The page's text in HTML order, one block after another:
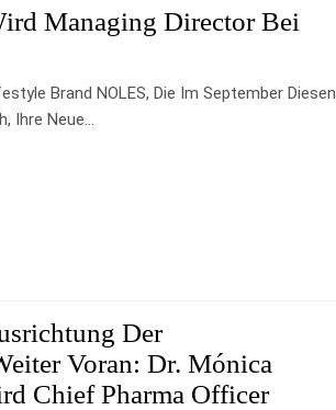
Managing Director Bei
Brand NOLES, Die Im September Diesen
Ihre Neue…
Der
Voran: Dr. Mónica
Chief Pharma Officer